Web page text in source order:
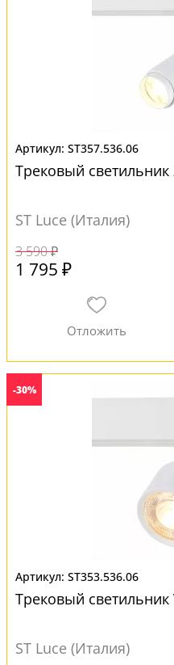
ST357.536.06
Трековый светильник
ST Luce (Италия)
3 590 ₽
1 795 ₽
-30%
ST353.536.06
Трековый светильник
ST Luce (Италия)